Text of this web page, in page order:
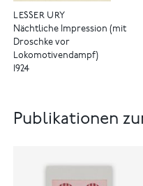
LESSER URY
Nächtliche Impression (mit
Droschke vor
Lokomotivendampf)
1924
Publikationen